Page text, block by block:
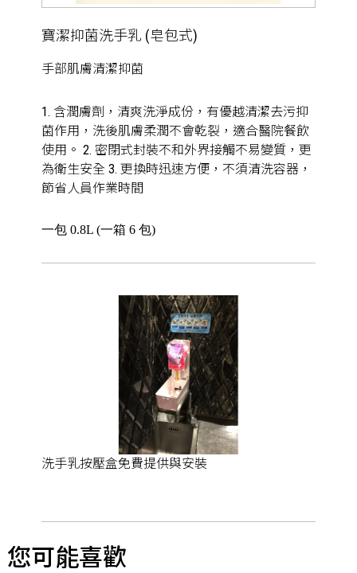
寶潔抑菌洗手乳 (皂包式)
手部肌膚清潔抑菌
1. 含潤膚劑，清爽洗淨成份，有優越清潔去污抑
菌作用，洗後肌膚柔潤不會乾裂，適合醫院餐飲
使用。 2. 密閉式封裝不和外界接觸不易變質，更
為衛生安全 3. 更換時迅速方便，不須清洗容器，
節省人員作業時間
一包 0.8L (一箱 6 包)
洗手乳按壓盒免費提供與安裝
您可能喜歡